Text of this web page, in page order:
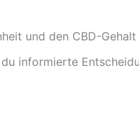
und den CBD-
informierte